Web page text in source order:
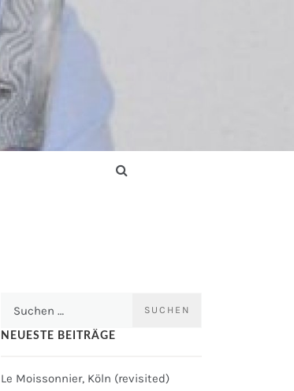
NEUESTE BEITRÄGE
Le Moissonnier, Köln (revisited)